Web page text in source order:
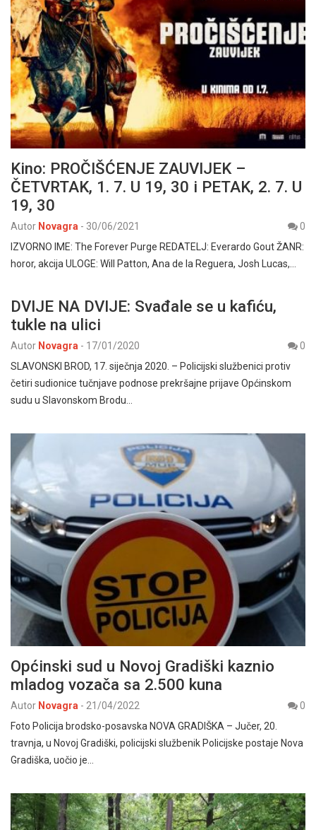
Kino: PROČIŠĆENJE ZAUVIJEK –
ČETVRTAK, 1. 7. U 19, 30 i PETAK, 2. 7. U
19, 30
Autor Novagra - 30/06/2021
0
IZVORNO IME: The Forever Purge REDATELJ: Everardo Gout ŽANR:
horor, akcija ULOGE: Will Patton, Ana de la Reguera, Josh Lucas,…
DVIJE NA DVIJE: Svađale se u kafiću,
tukle na ulici
Autor Novagra - 17/01/2020
0
SLAVONSKI BROD, 17. siječnja 2020. – Policijski službenici protiv
četiri sudionice tučnjave podnose prekršajne prijave Općinskom
sudu u Slavonskom Brodu…
Općinski sud u Novoj Gradiški kaznio
mladog vozača sa 2.500 kuna
Autor Novagra - 21/04/2022
0
Foto Policija brodsko-posavska NOVA GRADIŠKA – Jučer, 20.
travnja, u Novoj Gradiški, policijski službenik Policijske postaje Nova
Gradiška, uočio je…